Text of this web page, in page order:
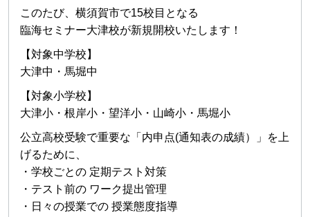
このたび、横須賀市で15校目となる
臨海セミナー大津校が新規開校いたします！
【対象中学校】
大津中・馬堀中
【対象小学校】
大津小・根岸小・望洋小・山崎小・馬堀小
公立高校受験で重要な「内申点(通知表の成績）」を上
げるために、
・学校ごとの 定期テスト対策
・テスト前の ワーク提出管理
・日々の授業での 授業態度指導